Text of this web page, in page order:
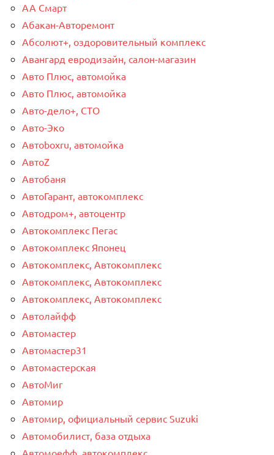
АА Смарт
Абакан-Авторемонт
Абсолют+, оздоровительный комплекс
Авангард евродизайн, салон-магазин
Авто Плюс, автомойка
Авто Плюс, автомойка
Авто-дело+, СТО
Авто-Эко
Автоboxru, автомойка
АвтоZ
Автобаня
АвтоГарант, автокомплекс
Автодром+, автоцентр
Автокомплекс Пегас
Автокомплекс Японец
Автокомплекс, Автокомплекс
Автокомплекс, Автокомплекс
Автокомплекс, Автокомплекс
Автолайфф
Автомастер
Автомастер31
Автомастерская
АвтоМиг
Автомир
Автомир, официальный сервис Suzuki
Автомобилист, база отдыха
Автомоефф, автокомплекс